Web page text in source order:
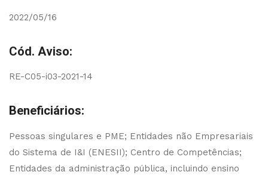
2022/05/16
Cód. Aviso:
RE-C05-i03-2021-14
Beneficiários:
Pessoas singulares e PME; Entidades não Empresariais
do Sistema de I&I (ENESII); Centro de Competências;
Entidades da administração pública, incluindo ensino